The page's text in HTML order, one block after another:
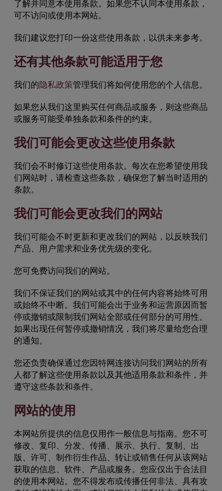
了解并同意本使用条款。如果您不认同本使用条款，
可不访问或使用本网站。
我们建议您打印一份这些使用条款，以供未来参考。
还有其他条款可能适用于您
我们的隐私政策管理我们将如何使用您的个人信息。
如果您从我们这里购买任何商品或服务，则这些商品
或服务可能受单独条款和条件的约束。
我们可能会更改这些使用条款
我们会不时修订这些使用条款。每次在您希望使用我
们网站时，请检查这些条款，确保您了解当时适用的
条款。
我们可能会更改我们的网站
我们可能会不时更新和更改我们的网站，以反映我们
产品、用户需求和业务优先级的变化。
您可免费访问我们的网站。
我们不保证我们的网站或其中的任何内容将始终可用
或始终不中断。我们可能会出于业务和运营原因而暂
停或撤销或限制我们网站全部或任何部分的可用性。
如果出现任何暂停或撤销情况，我们将尽量给您合理
的通知。
您还负责确保通过您因特网连接访问我们网站的所有
人都了解这些使用条款以及其他适用条款和条件，并
遵守这些条款和条件。
网站的使用
本网站所提供的信息仅用作一般信息与指南。您不可
修改、复印、分发、传播、展示、执行、复制、出
版、许可、制作衍生作品、转让或销售任何从该网站
获取的信息、软件、产品或服务。您应仅出于合法目
的使用本网站。您不得发布或传播任何非法、具有攻